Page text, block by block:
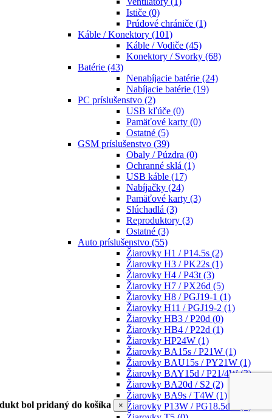
Ističe (0)
Prúdové chrániče (1)
Káble / Konektory (101)
Káble / Vodiče (45)
Konektory / Svorky (68)
Batérie (43)
Nenabíjacie batérie (24)
Nabíjacie batérie (19)
PC príslušenstvo (2)
USB kľúče (0)
Pamäťové karty (0)
Ostatné (5)
GSM príslušenstvo (39)
Obaly / Púzdra (0)
Ochranné sklá (1)
USB káble (17)
Nabíjačky (24)
Pamäťové karty (3)
Slúchadlá (3)
Reproduktory (3)
Ostatné (3)
Auto príslušenstvo (55)
Žiarovky H1 / P14.5s (2)
Žiarovky H3 / PK22s (1)
Žiarovky H4 / P43t (3)
Žiarovky H7 / PX26d (5)
Žiarovky H8 / PGJ19-1 (1)
Žiarovky H11 / PGJ19-2 (1)
Žiarovky HB3 / P20d (0)
Žiarovky HB4 / P22d (1)
Žiarovky HP24W (1)
Žiarovky BA15s / P21W (1)
Žiarovky BAU15s / PY21W (1)
Žiarovky BAY15d / P21/4W(3)
Žiarovky BA20d / S2 (2)
Žiarovky BA9s / T4W (1)
Žiarovky P13W / PG18.5d-1
bol pridaný do košíka ×